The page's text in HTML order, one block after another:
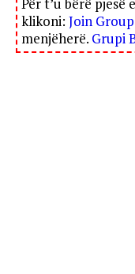
klikoni: Join Group
menjëherë. Grupi